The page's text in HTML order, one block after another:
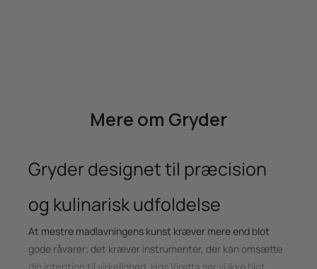
Mere om Gryder
Gryder designet til præcision
og kulinarisk udfoldelse
At mestre madlavningens kunst kræver mere end blot
gode råvarer; det kræver instrumenter, der kan omsætte